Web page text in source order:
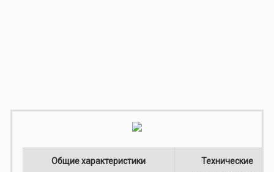
Общие характеристики
Технические